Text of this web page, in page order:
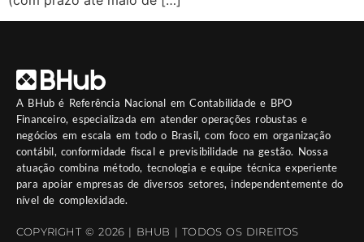
A BHub é Referência Nacional em Contabilidade e BPO
Financeiro, especializada em atender operações robustas e
negócios em escala em todo o Brasil, com foco em organização
contábil, conformidade fiscal e previsibilidade na gestão. Nossa
atuação combina método, tecnologia e equipe técnica experiente
para apoiar empresas de diversos setores, independentemente do
nível de complexidade.
COPYRIGHT © 2026 | BHUB | TODOS OS DIREITOS